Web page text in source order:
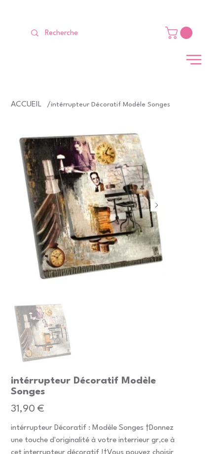
ACCUEIL /intérrupteur Décoratif Modèle Songes
intérrupteur Décoratif Modèle
Songes
Prix
31,90 €
intérrupteur Décoratif : Modèle Songes †Donnez
une touche d'originalité à votre interrieur gr‚ce à